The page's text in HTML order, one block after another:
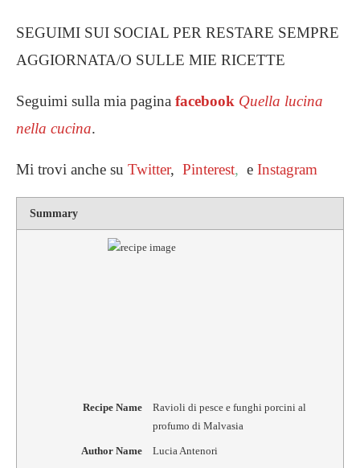
SEGUIMI SUI SOCIAL PER RESTARE SEMPRE
AGGIORNATA/O SULLE MIE RICETTE
Seguimi sulla mia pagina facebook Quella lucina
nella cucina.
Mi trovi anche su Twitter, Pinterest, e Instagram
Summary
Recipe Name
Ravioli di pesce e funghi porcini al
profumo di Malvasia
Author Name Lucia Antenori